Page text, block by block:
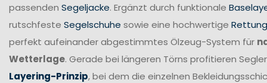
passenden Segeljacke. Ergänzt durch funktionale
rutschfeste Segelschuhe sowie eine hochwertige
perfekt aufeinander abgestimmtes Ölzeug-System für
Wetterlage. Gerade bei längeren Törns profitieren
Layering-Prinzip, bei dem die einzelnen